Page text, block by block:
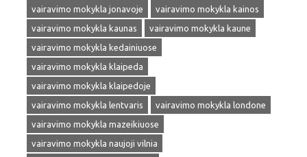
vairavimo mokykla jonavoje
vairavimo mokykla kainos
vairavimo mokykla kaunas
vairavimo mokykla kaune
vairavimo mokykla kedainiuose
vairavimo mokykla klaipeda
vairavimo mokykla klaipedoje
vairavimo mokykla lentvaris
vairavimo mokykla londone
vairavimo mokykla mazeikiuose
vairavimo mokykla naujoji vilnia